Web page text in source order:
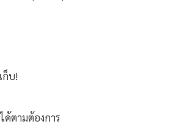
ก็บ!
ด้ตามต้องการ